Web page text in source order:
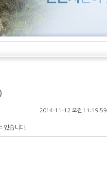
2014-11-12 오전 11:19:59
있습니다.